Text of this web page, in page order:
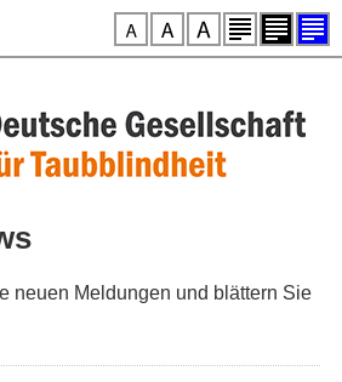
neuen Meldungen und blättern Sie